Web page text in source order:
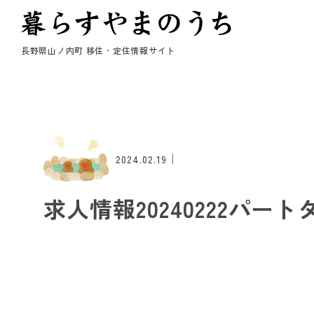
長野県山ノ内町 移住・定住情報サイト
2024.02.19 ｜
求人情報20240222パート